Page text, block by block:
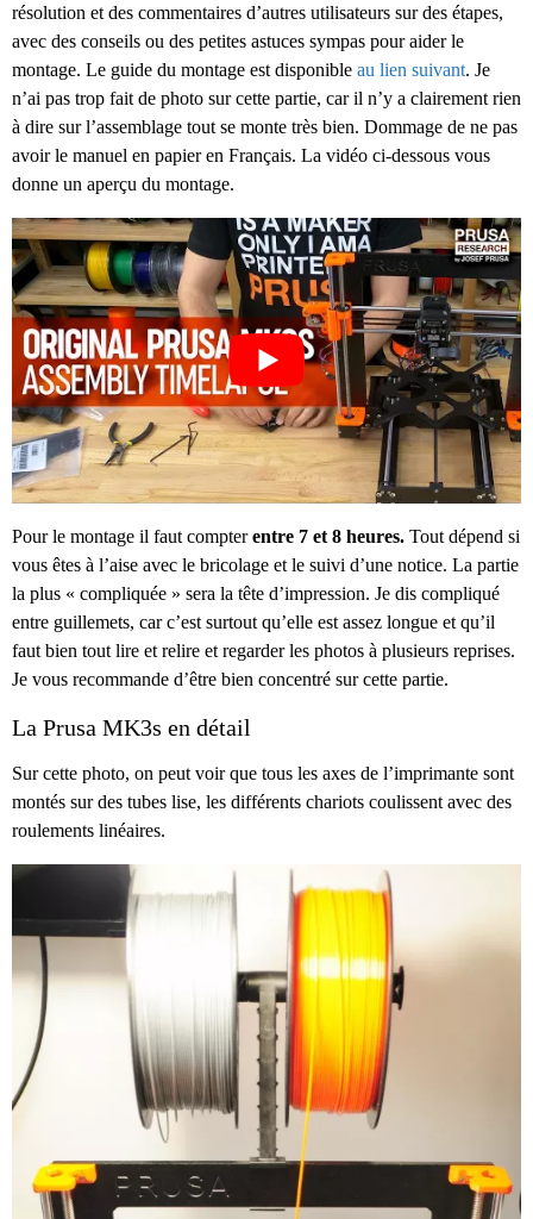
résolution et des commentaires d’autres utilisateurs sur des étapes,
avec des conseils ou des petites astuces sympas pour aider le
montage. Le guide du montage est disponible au lien suivant. Je
n’ai pas trop fait de photo sur cette partie, car il n’y a clairement rien
à dire sur l’assemblage tout se monte très bien. Dommage de ne pas
avoir le manuel en papier en Français. La vidéo ci-dessous vous
donne un aperçu du montage.
Pour le montage il faut compterentre 7 et 8 heures. Tout dépend si
vous êtes à l’aise avec le bricolage et le suivi d’une notice. La partie
la plus « compliquée » sera la tête d’impression. Je dis compliqué
entre guillemets, car c’est surtout qu’elle est assez longue et qu’il
faut bien tout lire et relire et regarder les photos à plusieurs reprises.
Je vous recommande d’être bien concentré sur cette partie.
La Prusa MK3s en détail
Sur cette photo, on peut voir que tous les axes de l’imprimante sont
montés sur des tubes lise, les différents chariots coulissent avec des
roulements linéaires.